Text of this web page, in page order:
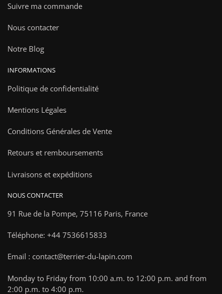
Suivre ma commande
Nous contacter
Notre Blog
INFORMATIONS
Politique de confidentialité
Mentions Légales
Conditions Générales de Vente
Retours et remboursements
Livraisons et expéditions
NOUS CONTACTER
91 Rue de la Pompe, 75116 Paris, France
Téléphone: +44 7536615833
Email : contact@terrier-du-lapin.com
Monday to Friday from 10:00 a.m. to 12:00 p.m. and from
2:00 p.m. to 4:00 p.m.